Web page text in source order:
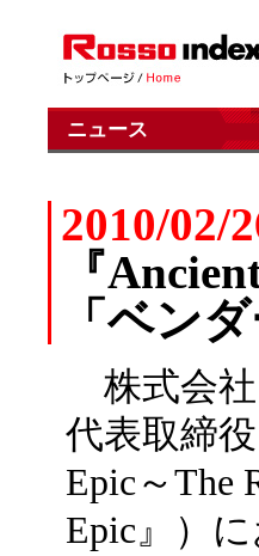
ニュース
2010/02/
『
「ベン
株式会社
代表取締
Epic～The
Epic』）